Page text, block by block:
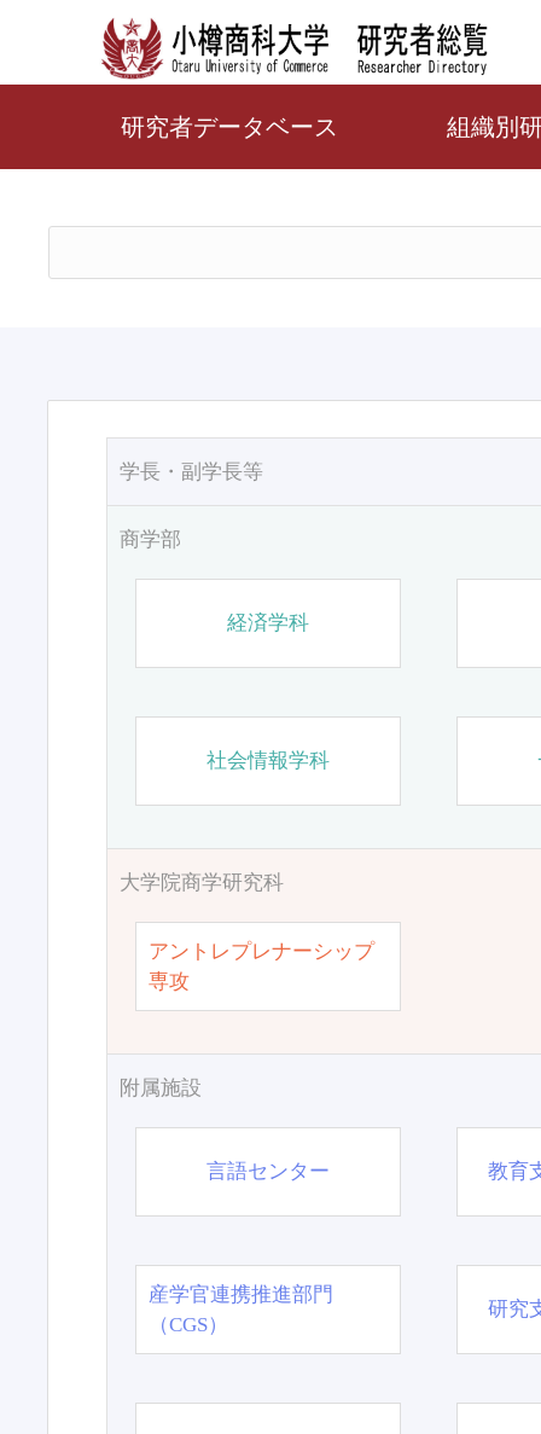
研究者データベース 組織別
学長・副学長等
商学部
経済学科
社会情報学科
大学院商学研究科
アントレプレナーシップ
専攻
附属施設
言語センター 教育
産学官連携推進部門
（CGS）
研究